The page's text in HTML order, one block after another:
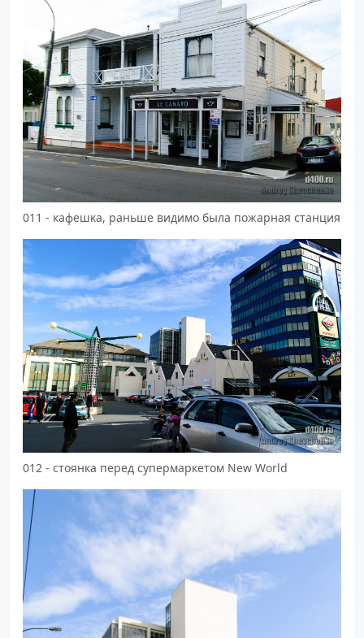
011 - кафешка, раньше видимо была пожарная станция
012 - стоянка перед супермаркетом New World